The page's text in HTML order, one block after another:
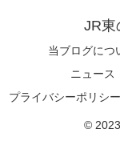
JR東
当ブログにつ
ニュース
プライバシーポリシ
©